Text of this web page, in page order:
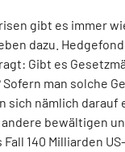
gibt es immer
dazu.
Gibt es
man solche
sich nämlich darauf
bewältigen
140 Milliarden